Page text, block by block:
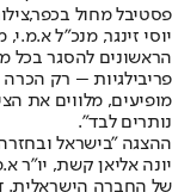
פסטיבל מחול
יוסי זינגר, מנכ"ל
הראשונים להסגר בכל
פריבילגיות – רק
מופיעים, מלווים את
נותרים לבד".
ההצגה "בישראל
יונה אליאן קשת, יו"ר
של החברה הישראלית.